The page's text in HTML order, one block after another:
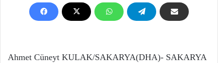
Ahmet Cüneyt KULAK/SAKARYA(DHA)- SAKARYA